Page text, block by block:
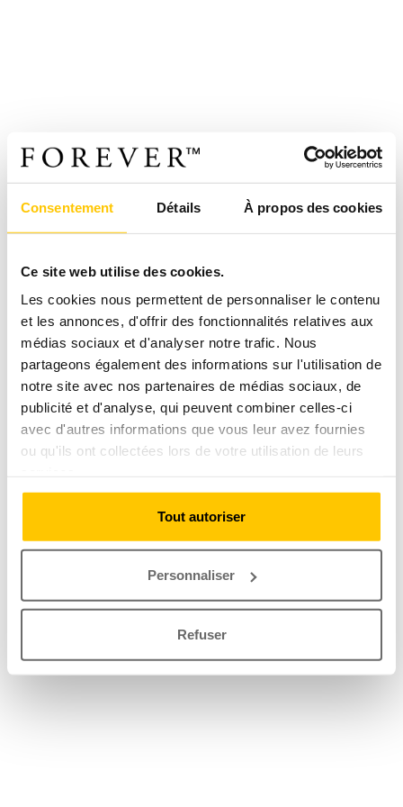
Consentement Détails À propos des cookies
Ce site web utilise des cookies.
Les cookies nous permettent de personnaliser le contenu
et les annonces, d'offrir des fonctionnalités relatives aux
médias sociaux et d'analyser notre trafic. Nous
partageons également des informations sur l'utilisation de
notre site avec nos partenaires de médias sociaux, de
publicité et d'analyse, qui peuvent combiner celles-ci
avec d'autres informations que vous leur avez fournies
ou qu'ils ont collectées lors de votre utilisation de leurs
Tout autoriser
Personnaliser
Refuser